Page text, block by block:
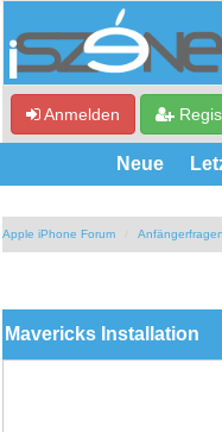
Anmelden
Neue
Apple iPhone Forum Anfängerfragen
Mavericks Installation